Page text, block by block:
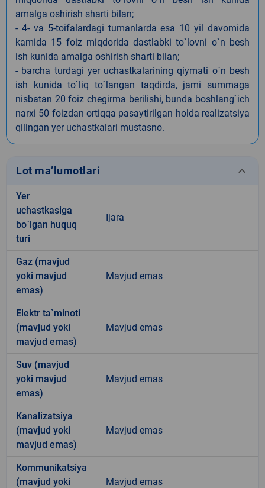
amalga oshirish sharti bilan;
- 4- va 5-toifalardagi tumanlarda esa 10 yil davomida
kamida 15 foiz miqdorida dastlabki to`lovni o`n besh
ish kunida amalga oshirish sharti bilan;
- barcha turdagi yer uchastkalarining qiymati o`n besh
ish kunida to`liq to`langan taqdirda, jami summaga
nisbatan 20 foiz chegirma berilishi, bunda boshlang`ich
narxi 50 foizdan ortiqqa pasaytirilgan holda realizatsiya
qilingan yer uchastkalari mustasno.
Lot ma’lumotlari keyboard_arrow_down
Yer
uchastkasiga
bo`lgan huquq
turi
Ijara
Gaz (mavjud
yoki mavjud
emas)
Mavjud emas
Elektr ta`minoti
(mavjud yoki
mavjud emas)
Mavjud emas
Suv (mavjud
yoki mavjud
emas)
Mavjud emas
Kanalizatsiya
(mavjud yoki
mavjud emas)
Mavjud emas
Kommunikatsiya
(mavjud yoki
Mavjud emas